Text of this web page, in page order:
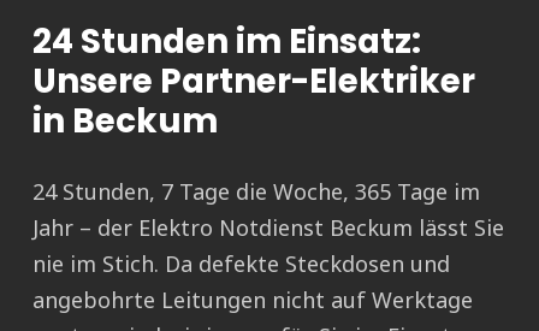
24 Stunden im Einsatz:
Unsere Partner-Elektriker
in Beckum
24 Stunden, 7 Tage die Woche, 365 Tage im
Jahr – der Elektro Notdienst Beckum lässt Sie
nie im Stich. Da defekte Steckdosen und
angebohrte Leitungen nicht auf Werktage